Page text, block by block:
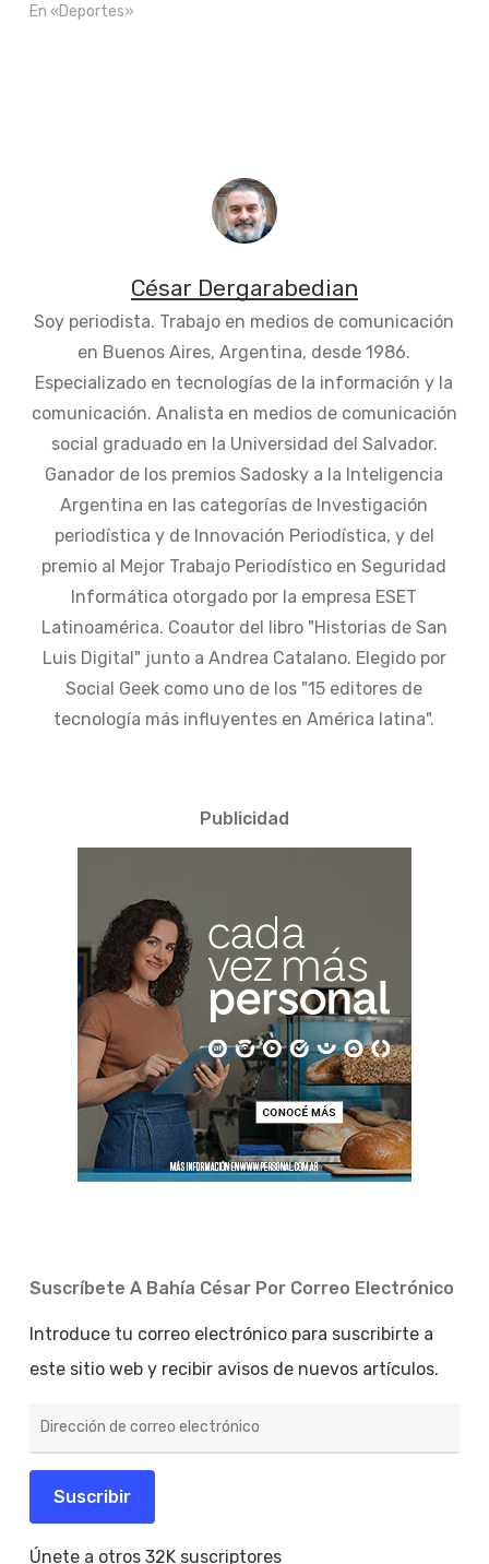
En «Deportes»
César Dergarabedian
Soy periodista. Trabajo en medios de comunicación
en Buenos Aires, Argentina, desde 1986.
Especializado en tecnologías de la información y la
comunicación. Analista en medios de comunicación
social graduado en la Universidad del Salvador.
Ganador de los premios Sadosky a la Inteligencia
Argentina en las categorías de Investigación
periodística y de Innovación Periodística, y del
premio al Mejor Trabajo Periodístico en Seguridad
Informática otorgado por la empresa ESET
Latinoamérica. Coautor del libro "Historias de San
Luis Digital" junto a Andrea Catalano. Elegido por
Social Geek como uno de los "15 editores de
tecnología más influyentes en América latina".
Publicidad
Suscríbete A Bahía César Por Correo Electrónico
Introduce tu correo electrónico para suscribirte a
este sitio web y recibir avisos de nuevos artículos.
de
electrónico
Suscribir
Únete a otros 32K suscriptores